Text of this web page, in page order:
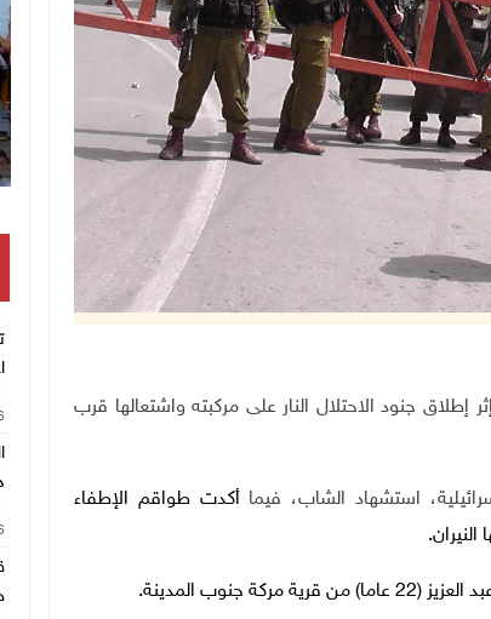
إثر إطلاق جنود الاحتلال النار على مركبته واشتعالها قرب
أكدت طواقم الإطفاء
.
المدينة.
انتشال رفات شهيد مجهول